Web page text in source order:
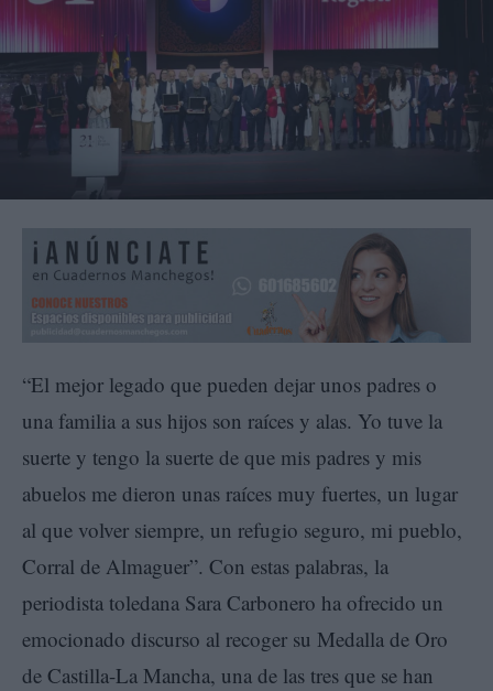
“El mejor legado que pueden dejar unos padres o
una familia a sus hijos son raíces y alas. Yo tuve la
suerte y tengo la suerte de que mis padres y mis
abuelos me dieron unas raíces muy fuertes, un lugar
al que volver siempre, un refugio seguro, mi pueblo,
Corral de Almaguer”. Con estas palabras, la
periodista toledana Sara Carbonero ha ofrecido un
emocionado discurso al recoger su Medalla de Oro
de Castilla-La Mancha, una de las tres que se han